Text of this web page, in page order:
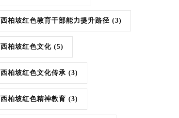
西柏坡红色教育干部能力提升路径 (3)
西柏坡红色文化 (5)
西柏坡红色文化传承 (3)
西柏坡红色精神教育 (3)